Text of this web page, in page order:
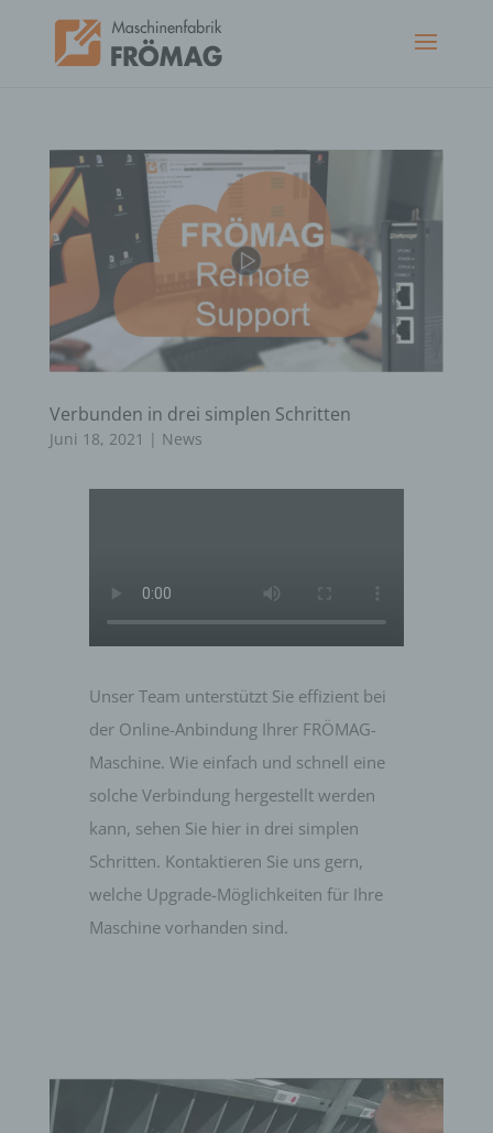
Verbunden in drei simplen Schritten
Juni 18, 2021 | News
Unser Team unterstützt Sie effizient bei
der Online-Anbindung Ihrer FRÖMAG-
Maschine. Wie einfach und schnell eine
solche Verbindung hergestellt werden
kann, sehen Sie hier in drei simplen
Schritten. Kontaktieren Sie uns gern,
welche Upgrade-Möglichkeiten für Ihre
Maschine vorhanden sind.